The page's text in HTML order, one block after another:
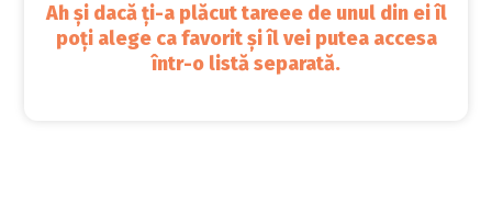
Ah și dacă ți-a plăcut tareee de unul din ei îl
poți alege ca favorit și îl vei putea accesa
într-o listă separată.